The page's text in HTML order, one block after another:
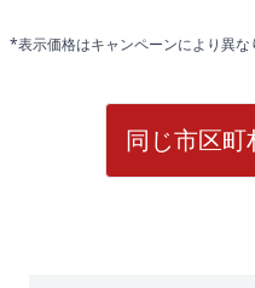
*表示価格はキャンペーンにより異な
同じ市区